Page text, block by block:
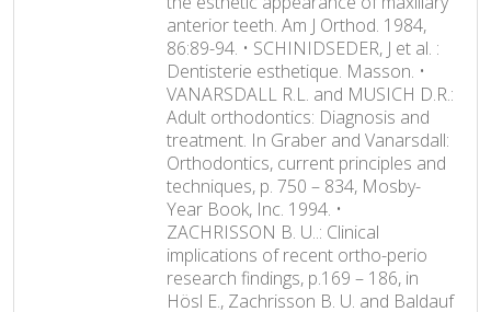
anterior teeth. Am J Orthod. 1984,
86:89-94. • SCHINIDSEDER, J et al. :
Dentisterie esthetique. Masson. •
VANARSDALL R.L. and MUSICH D.R.:
Adult orthodontics: Diagnosis and
treatment. In Graber and Vanarsdall:
Orthodontics, current principles and
techniques, p. 750 – 834, Mosby-
Year Book, Inc. 1994. •
ZACHRISSON B. U..: Clinical
implications of recent ortho-perio
research findings, p.169 – 186, in
Hösl E., Zachrisson B. U. and Baldauf